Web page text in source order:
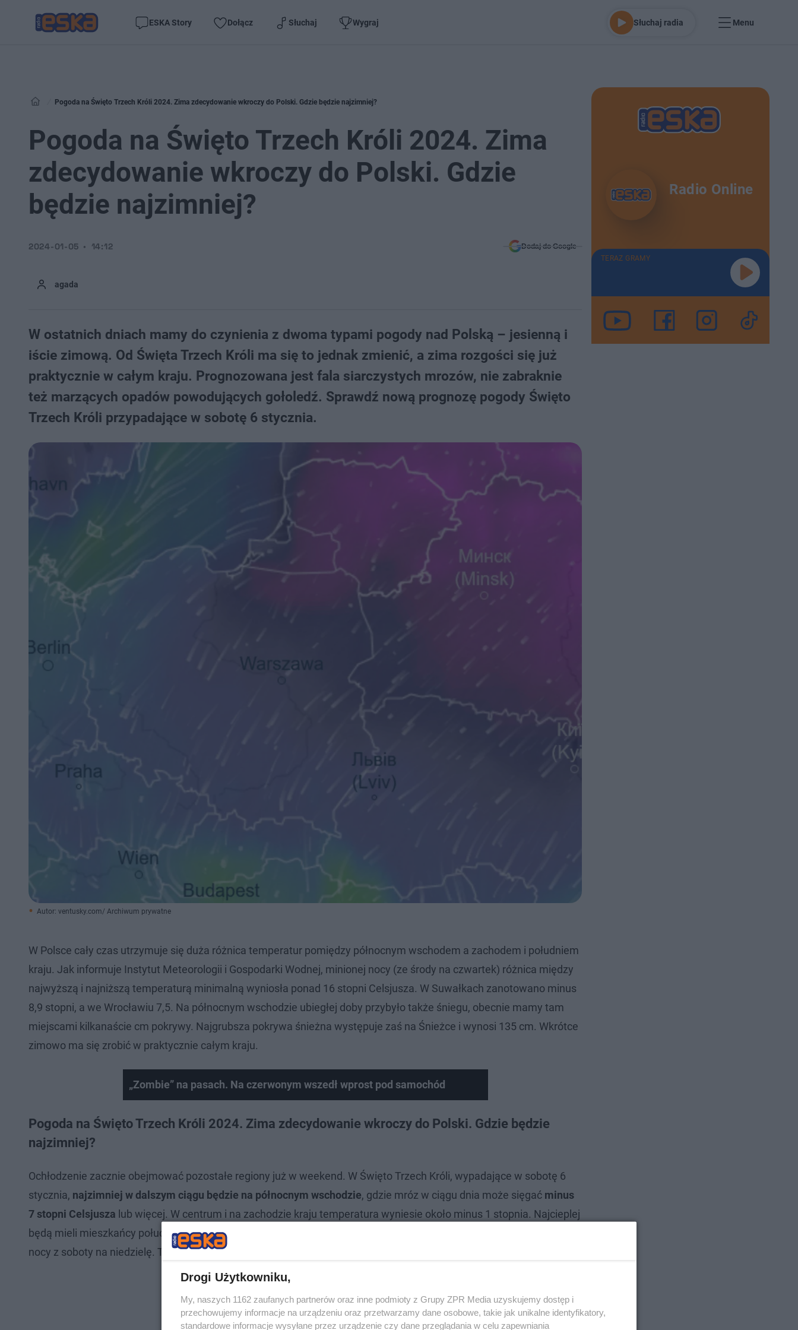
ESKA Story Dołącz Słuchaj Wygraj Słuchaj radia Menu
Pogoda na Święto Trzech Króli 2024. Zima zdecydowanie wkroczy do Polski. Gdzie będzie najzimniej?
Pogoda na Święto Trzech Króli 2024. Zima
zdecydowanie wkroczy do Polski. Gdzie
będzie najzimniej?
agada
2024-01-05 14:12 Dodaj do Google
W ostatnich dniach mamy do czynienia z dwoma typami pogody nad Polską – jesienną i
iście zimową. Od Święta Trzech Króli ma się to jednak zmienić, a zima rozgości się już
praktycznie w całym kraju. Prognozowana jest fala siarczystych mrozów, nie zabraknie
też marzących opadów powodujących gołoledź. Sprawdź nową prognozę pogody Święto
Trzech Króli przypadające w sobotę 6 stycznia.
Autor: ventusky.com/ Archiwum prywatne
W Polsce cały czas utrzymuje się duża różnica temperatur pomiędzy północnym wschodem a zachodem i południem
kraju. Jak informuje Instytut Meteorologii i Gospodarki Wodnej, minionej nocy (ze środy na czwartek) różnica między
najwyższą i najniższą temperaturą minimalną wyniosła ponad 16 stopni Celsjusza. W Suwałkach zanotowano minus
8,9 stopni, a we Wrocławiu 7,5. Na północnym wschodzie ubiegłej doby przybyło także śniegu, obecnie mamy tam
miejscami kilkanaście cm pokrywy. Najgrubsza pokrywa śnieżna występuje zaś na Śnieżce i wynosi 135 cm. Wkrótce
zimowo ma się zrobić w praktycznie całym kraju.
„Zombie” na pasach. Na czerwonym wszedł wprost pod samochód
Pogoda na Święto Trzech Króli 2024. Zima zdecydowanie wkroczy do Polski. Gdzie będzie
najzimniej?
Ochłodzenie zacznie obejmować pozostałe regiony już w weekend. W Święto Trzech Króli, wypadające w sobotę 6
stycznia, najzimniej w dalszym ciągu będzie na północnym wschodzie, gdzie mróz w ciągu dnia może sięgać minus
7 stopni Celsjusza lub więcej. W centrum i na zachodzie kraju temperatura wyniesie około minus 1 stopnia. Najcieplej
będą mieli mieszkańcy południa Polski. Tam temperatura wyniesie od 1 do 5 stopni. Znacznie chłodniej ma być w
nocy z soboty na niedzielę. Temperatura na północnym wschodzie może spaść
Radio Online
TERAZ GRAMY
Drogi Użytkowniku,
My, naszych 1162 zaufanych partnerów oraz inne podmioty z Grupy ZPR Media uzyskujemy dostęp i
przechowujemy informacje na urządzeniu oraz przetwarzamy dane osobowe, takie jak unikalne identyfikatory,
standardowe informacje wysyłane przez urządzenie czy dane przeglądania w celu zapewniania